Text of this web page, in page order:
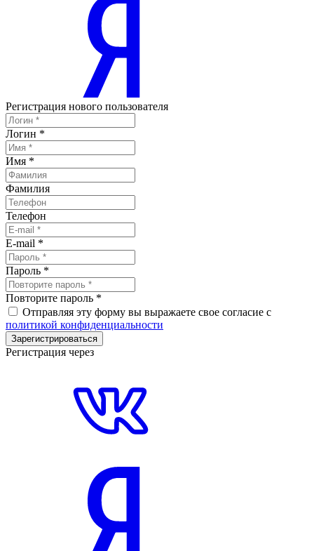
Регистрация нового пользователя
Логин *
Имя *
Фамилия
Телефон
E-mail *
Пароль *
Повторите пароль *
Отправляя эту форму вы выражаете свое согласие с
политикой конфиденциальности
Зарегистрироваться
Регистрация через